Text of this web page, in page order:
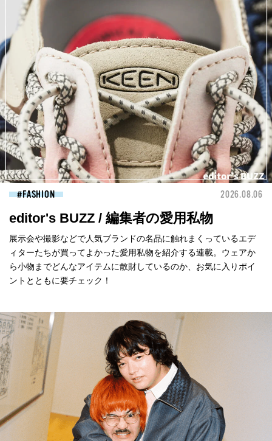
FASHION 2026.08.06
editor's BUZZ / 編集者の愛用私物
展示会や撮影などで人気ブランドの名品に触れまくっているエデ
ィターたちが買ってよかった愛用私物を紹介する連載。ウェアか
ら小物までどんなアイテムに散財しているのか、お気に入りポイ
ントとともに要チェック！